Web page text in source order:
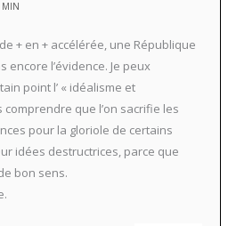
MIN
+ en + accélérée, une République
encore l’évidence. Je peux
point l’ « idéalisme et
comprendre que l’on sacrifie les
pour la gloriole de certains
idées destructrices, parce que
bon sens.